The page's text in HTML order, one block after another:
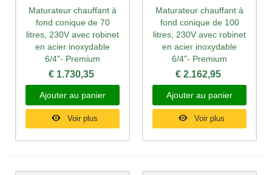
Maturateur chauffant à
fond conique de 70
litres, 230V avec robinet
en acier inoxydable
6/4"- Premium
€ 1.730,35
Ajouter au panier
Voir plus
Maturateur chauffant à
fond conique de 100
litres, 230V avec robinet
en acier inoxydable
6/4"- Premium
€ 2.162,95
Ajouter au panier
Voir plus